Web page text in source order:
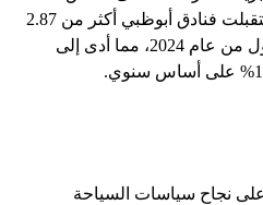
سنوي. وفي الوقت نفسه، استقبلت فنادق أبوظبي أكثر من 2.87
مليون ضيف خلال النصف الأول من عام 2024، مما أدى إلى
نجاح سياسات السياحة